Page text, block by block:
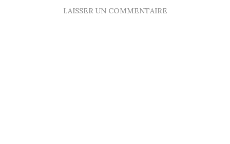
LAISSER UN COMMENTAIRE